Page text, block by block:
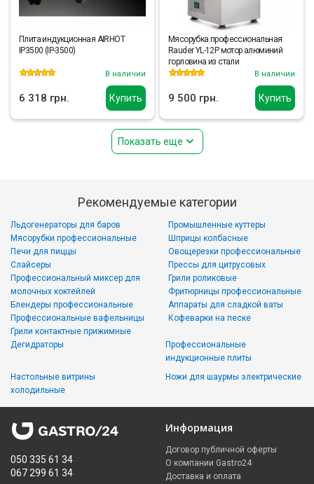
Купить
Плита индукционная AIRHOT
IP3500 (IP-3500)
В наличии
6 318 грн. Купить
Мясорубка профессиональная
Rauder YL-12P мотор алюминий
горловина из стали
В наличии
9 500 грн.
Показать еще
Рекомендуемые категории
Льдогенераторы для баров
Мясорубки профессиональные
Печи для пиццы
Слайсеры
Промышленные куттеры
Шприцы колбасные
Овощерезки профессиональные
Прессы для цитрусовых
Профессиональный миксер для
молочных коктейлей
Блендеры профессиональные
Профессиональные вафельницы
Грили контактные прижимные
Грили роликовые
Фритюрницы профессиональные
Аппараты для сладкой ваты
Кофеварки на песке
Дегидраторы
Настольные витрины
холодильные
Профессиональные
индукционные плиты
Ножи для шаурмы электрические
050 335 61 34
067 299 61 34
Информация
Договор публичной оферты
О компании Gastro24
Доставка и оплата